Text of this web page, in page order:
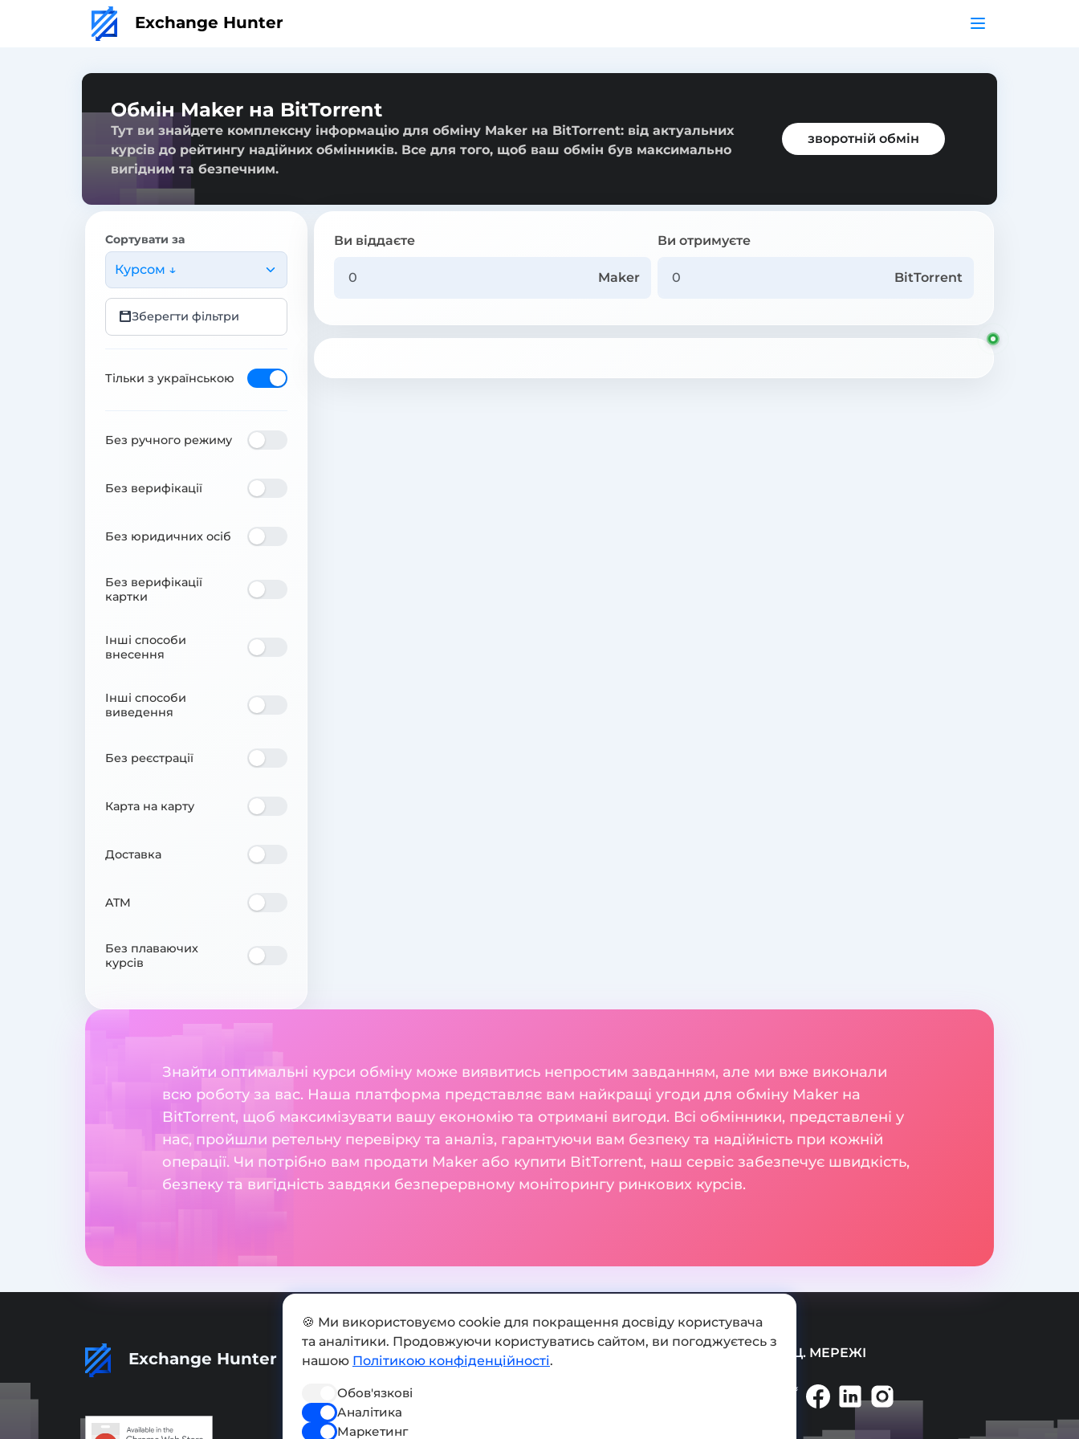
Exchange Hunter
Обмін Maker на BitTorrent
Тут ви знайдете комплексну інформацію для обміну Maker на BitTorrent: від актуальних
курсів до рейтингу надійних обмінників. Все для того, щоб ваш обмін був максимально
вигідним та безпечним.
зворотній обмін
Сортувати за
Курсом ↓
Зберегти фільтри
Тільки з українською
Без ручного режиму
Без верифікації
Без юридичних осіб
Без верифікації
картки
Інші способи
внесення
Інші способи
виведення
Без реєстрації
Карта на карту
Доставка
ATM
Без плаваючих
курсів
Ви віддаєте
Maker
Ви отримуєте
BitTorrent
Знайти оптимальні курси обміну може виявитись непростим завданням, але ми вже виконали
всю роботу за вас. Наша платформа представляє вам найкращі угоди для обміну Maker на
BitTorrent, щоб максимізувати вашу економію та отримані вигоди. Всі обмінники, представлені у
нас, пройшли ретельну перевірку та аналіз, гарантуючи вам безпеку та надійність при кожній
операції. Чи потрібно вам продати Maker або купити BitTorrent, наш сервіс забезпечує швидкість,
безпеку та вигідність завдяки безперервному моніторингу ринкових курсів.
Exchange Hunter Додати обмінник СОЦ. МЕРЕЖІ
🍪 Ми використовуємо cookie для покращення досвіду користувача
та аналітики. Продовжуючи користуватись сайтом, ви погоджуєтесь з
нашою Політикою конфіденційності.
Обов'язкові
Аналітика
Маркетинг